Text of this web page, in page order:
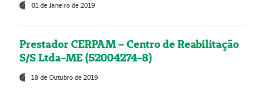
01 de Janeiro de 2019
Prestador CERPAM – Centro de Reabilitação
S/S Ltda-ME (52004274-8)
18 de Outubro de 2019